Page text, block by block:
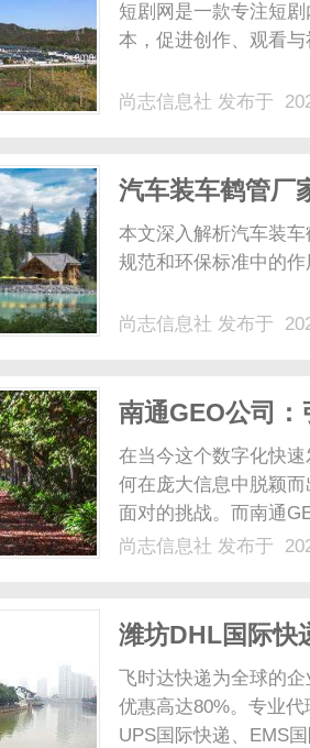
短剧网是一款专注短
本，促进创作、观看
尚志信息社 发布于
汽车装车鹤管厂
本文深入解析汽车装
规范和环保标准中的
尚志信息社 发布于
南通GEO公司
家
在当今这个数字化快
何在庞大信息中脱颖
面对的挑战。而南通
正在为众多企业提供
尚志信息社 发布于
潍坊DHL国际快
飞时达快递为全球的
优惠高达80%。专业
UPS国际快递、EMS